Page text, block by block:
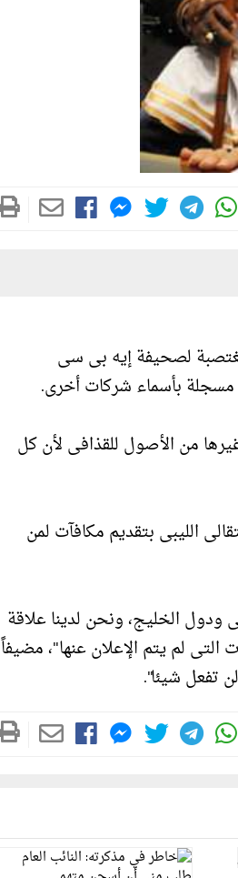
لصحيفة إيه بى سى
مسجلة بأسماء شركات أخرى.
من الأصول للقذافى لأن كل
الليبى بتقديم مكافآت لمن
الخليج، ونحن لدينا علاقة
لم يتم الإعلان عنها"، مضيفاً
تفعل شيئا".